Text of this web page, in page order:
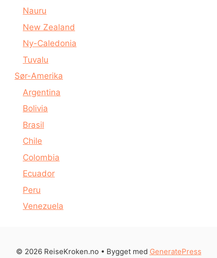
Nauru
New Zealand
Ny-Caledonia
Tuvalu
Sør-Amerika
Argentina
Bolivia
Brasil
Chile
Colombia
Ecuador
Peru
Venezuela
© 2026 ReiseKroken.no • Bygget med GeneratePress